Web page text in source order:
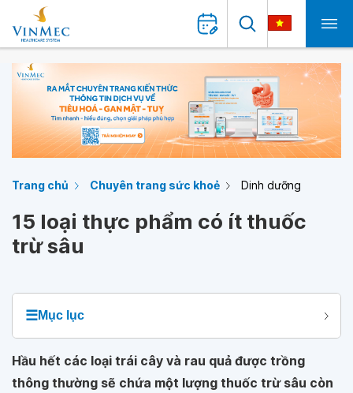
Trang chủ Chuyên trang sức khoẻ Dinh dưỡng
15 loại thực phẩm có ít thuốc
trừ sâu
☰Mục lục
Hầu hết các loại trái cây và rau quả được trồng
thông thường sẽ chứa một lượng thuốc trừ sâu còn